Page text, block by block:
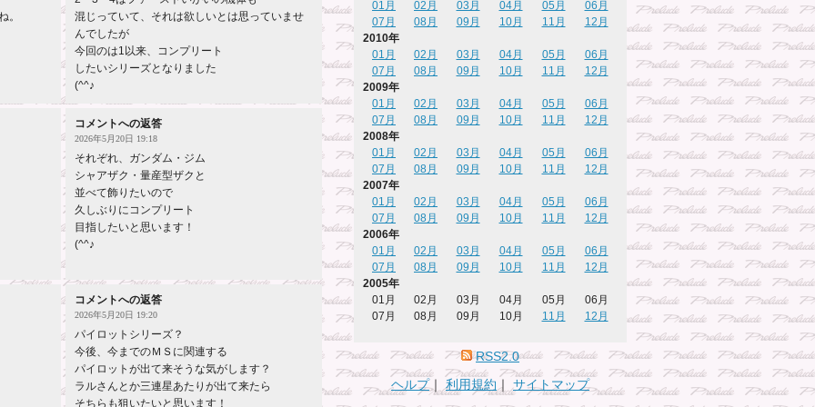
。
混じっていて、それは欲しいとは思っていませ
んでしたが
今回のは1以来、コンプリート
したいシリーズとなりました
(^^♪
コメントへの返答
2026年5月20日 19:18
それぞれ、ガンダム・ジム
シャアザク・量産型ザクと
並べて飾りたいので
久しぶりにコンプリート
目指したいと思います！
(^^♪
コメントへの返答
2026年5月20日 19:20
パイロットシリーズ？
今後、今までのＭＳに関連する
パイロットが出て来そうな気がします？
ラルさんとか三連星あたりが出て来たら
そちらも狙いたいと思います！
01月 02月 03月 04月 05月
06月
07月
08月 09月 10月 11月
12月
2010年
01月
02月 03月 04月 05月
06月
07月
08月 09月 10月 11月
12月
2009年
01月
02月 03月 04月 05月
06月
07月
08月 09月 10月 11月
12月
2008年
01月
02月 03月 04月 05月
06月
07月
08月 09月 10月 11月
12月
2007年
01月
02月 03月 04月 05月
06月
07月
08月 09月 10月 11月
12月
2006年
01月
02月 03月 04月 05月
06月
07月
08月 09月 10月 11月
12月
2005年
01月
02月 03月 04月 05月
06月
07月
08月 09月 10月 11月 12月
RSS2.0
ヘルプ｜ 利用規約 ｜ サイトマップ